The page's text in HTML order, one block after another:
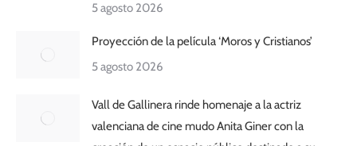
5 agosto 2026
Proyección de la película ‘Moros y Cristianos’
5 agosto 2026
Vall de Gallinera rinde homenaje a la actriz
valenciana de cine mudo Anita Giner con la